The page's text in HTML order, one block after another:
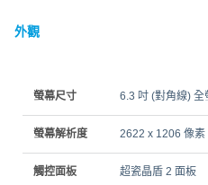
外觀
螢幕尺寸 6.3 吋 (對角線)
螢幕解析度 2622 x 1206 像
觸控面板 超瓷晶盾 2 面板